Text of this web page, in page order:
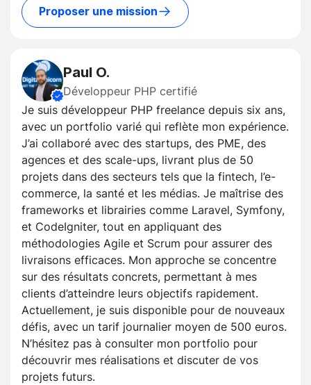
Proposer une mission
Paul O.
Développeur PHP certifié
Je suis développeur PHP freelance depuis six ans,
avec un portfolio varié qui reflète mon expérience.
J’ai collaboré avec des startups, des PME, des
agences et des scale-ups, livrant plus de 50
projets dans des secteurs tels que la fintech, l’e-
commerce, la santé et les médias. Je maîtrise des
frameworks et librairies comme Laravel, Symfony,
et CodeIgniter, tout en appliquant des
méthodologies Agile et Scrum pour assurer des
livraisons efficaces. Mon approche se concentre
sur des résultats concrets, permettant à mes
clients d’atteindre leurs objectifs rapidement.
Actuellement, je suis disponible pour de nouveaux
défis, avec un tarif journalier moyen de 500 euros.
N’hésitez pas à consulter mon portfolio pour
découvrir mes réalisations et discuter de vos
projets futurs.